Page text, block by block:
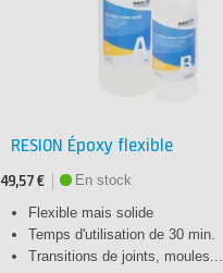
RESION Époxy flexible
49,57 €
En stock
Flexible mais solide
Temps d'utilisation de 30 min.
Transitions de joints, moules...